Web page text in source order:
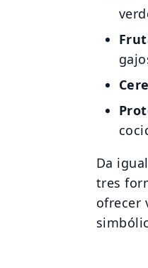
Da
tres
ofrecer